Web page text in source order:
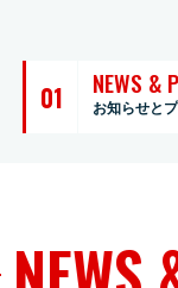
01 NEWS &
お知らせと